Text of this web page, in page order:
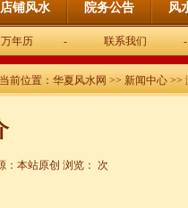
店铺风水 院务公告 风
万年历 - 联系我们 -
前位置：华夏风水网>>新闻中心>>
本站原创 浏览： 次